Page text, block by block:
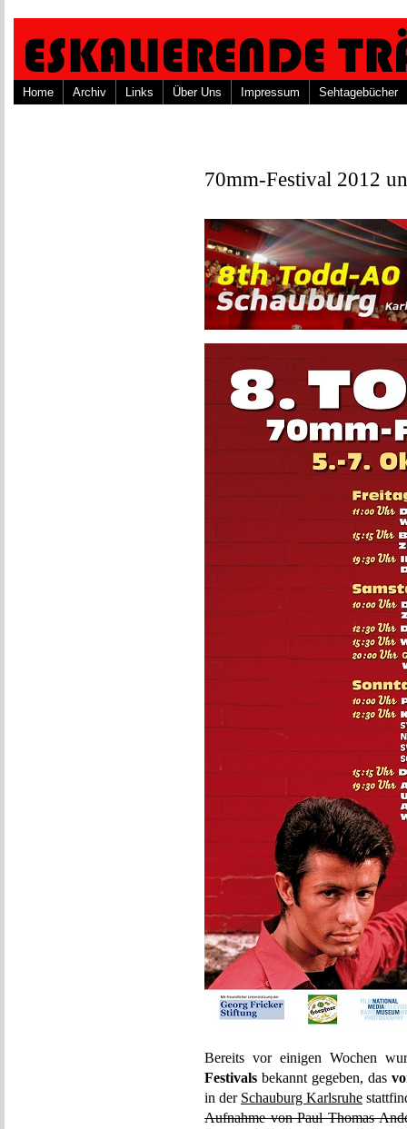
Home Archiv Links Über Uns Impressum Sehtagebücher
70mm-Festival 2012
Bereits vor einigen Wochen
Festivals bekannt gegeben, das
in der Schauburg Karlsruhe
Aufnahme von Paul Thomas